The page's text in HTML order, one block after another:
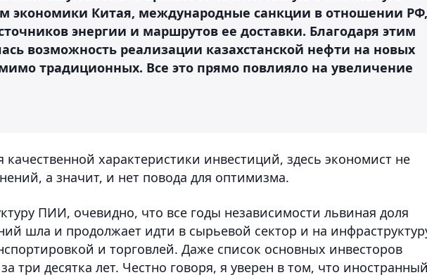
экономики Китая, международные санкции в отношении РФ,
энергии и маршрутов ее доставки. Благодаря этим
возможность реализации казахстанской нефти на новых
традиционных. Все это прямо повлияло на увеличение
качественной характеристики инвестиций, здесь экономист не
а значит, и нет повода для оптимизма.
ПИИ, очевидно, что все годы независимости львиная доля
шла и продолжает идти в сырьевой сектор и на
и торговлей. Даже список основных инвесторов
три десятка лет. Честно говоря, я уверен в том, что